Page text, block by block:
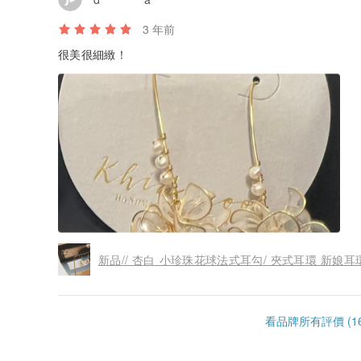
3 年前
很美很細緻！
新品// 杏白 小珍珠花球法式耳勾/ 夾式耳環 新娘耳
看品牌所有評價